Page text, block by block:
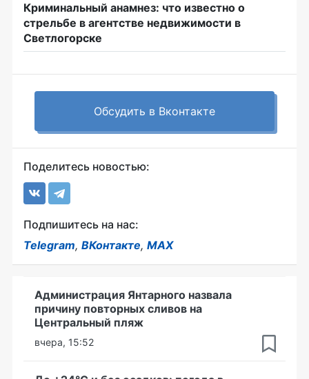
Криминальный анамнез: что известно о
стрельбе в агентстве недвижимости в
Светлогорске
Обсудить в Вконтакте
Поделитесь новостью:
Подпишитесь на нас:
Telegram, ВКонтакте, MAX
Администрация Янтарного назвала
причину повторных сливов на
Центральный пляж
вчера, 15:52